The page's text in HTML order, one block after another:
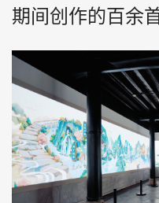
期间创作的百余